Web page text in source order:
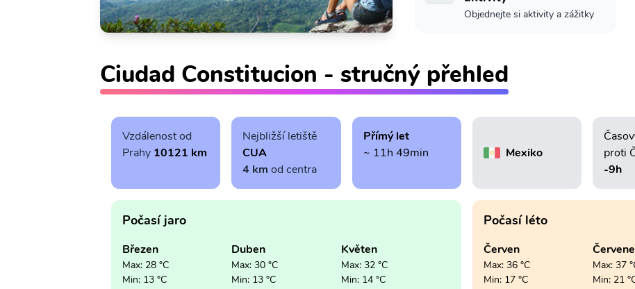
Objednejte si aktivity a zážitky
Ciudad Constitucion - stručný přehled
Vzdálenost od
Prahy 10121 km
Nejbližší letiště
CUA
4 km od centra
Přímý let
~ 11h 49min
Mexiko
proti
-9h
Počasí jaro
Březen
Max: 28 °C
Min: 13 °C
Duben
Max: 30 °C
Min: 13 °C
Květen
Max: 32 °C
Min: 14 °C
Počasí léto
Červen
Max: 36 °C
Min: 17 °C
Max: 37
Min: 21